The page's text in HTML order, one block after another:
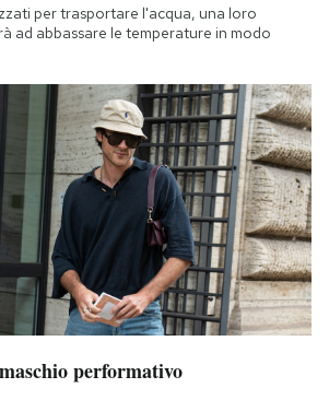
per trasportare l'acqua, una loro
ad abbassare le temperature in modo
performativo